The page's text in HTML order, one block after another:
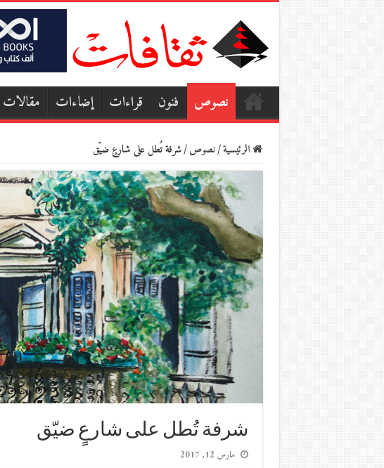
نصوص فنون قراءات إضاءات مقالات
الرئيسية/نصوص/شرفة تُطل على شارعٍ ضيّق
شرفة تُطل على شارعٍ ضيّق
مارس 12, 2017